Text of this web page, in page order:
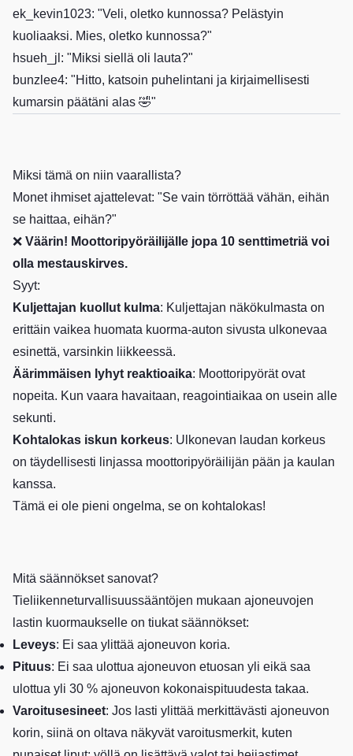
ek_kevin1023: "Veli, oletko kunnossa? Pelästyin
kuoliaaksi. Mies, oletko kunnossa?"
hsueh_jl: "Miksi siellä oli lauta?"
bunzlee4: "Hitto, katsoin puhelintani ja kirjaimellisesti
kumarsin päätäni alas 🤣"
Miksi tämä on niin vaarallista?
Monet ihmiset ajattelevat: "Se vain törröttää vähän, eihän
se haittaa, eihän?"
❌ Väärin! Moottoripyöräilijälle jopa 10 senttimetriä voi
olla mestauskirves.
Syyt:
Kuljettajan kuollut kulma: Kuljettajan näkökulmasta on
erittäin vaikea huomata kuorma-auton sivusta ulkonevaa
esinettä, varsinkin liikkeessä.
Äärimmäisen lyhyt reaktioaika: Moottoripyörät ovat
nopeita. Kun vaara havaitaan, reagointiaikaa on usein alle
sekunti.
Kohtalokas iskun korkeus: Ulkonevan laudan korkeus
on täydellisesti linjassa moottoripyöräilijän pään ja kaulan
kanssa.
Tämä ei ole pieni ongelma, se on kohtalokas!
Mitä säännökset sanovat?
Tieliikenneturvallisuussääntöjen mukaan ajoneuvojen
lastin kuormaukselle on tiukat säännökset:
Leveys: Ei saa ylittää ajoneuvon koria.
Pituus: Ei saa ulottua ajoneuvon etuosan yli eikä saa
ulottua yli 30 % ajoneuvon kokonaispituudesta takaa.
Varoitusesineet: Jos lasti ylittää merkittävästi ajoneuvon
korin, siinä on oltava näkyvät varoitusmerkit, kuten